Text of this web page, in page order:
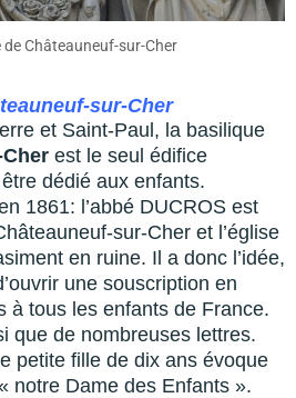
de Châteauneuf-sur-Cher
sur-Cher
et Saint-Paul, la basilique
est le seul édifice
dédié aux enfants.
1861: l’abbé DUCROS est
sur-Cher et l’église
en ruine. Il a donc l’idée,
une souscription en
à tous les enfants de France.
que de nombreuses lettres.
petite fille de dix ans évoque
notre Dame des Enfants ».